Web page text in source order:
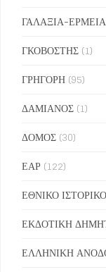
ΓΑΛΑΞΙΑ-
ΓΚΟΒΟΣΤΗΣ (1)
ΓΡΗΓΟΡΗ (95)
ΔΑΜΙΑΝΟΣ (1)
ΔΟΜΟΣ (30)
ΕΑΡ (122)
ΕΘΝΙΚΟ
ΕΚΔΟΤΙΚΗ
ΕΛΛΗΝΙΚΗ